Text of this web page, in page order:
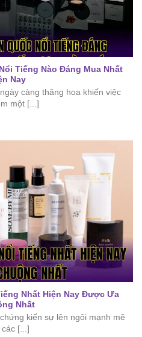
Tiếng Nào Đáng Mua Nhất
Nay
càng thăng hoa khiến việc
một [...]
Nhất Hiện Nay Được Ưa
Nhất
kiến sự lên ngôi mạnh mẽ
[...]